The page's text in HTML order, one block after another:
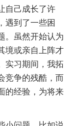
己成长了许
遇到了一些困
。虽然开始认为
境或亲自上阵才
实习期间，我拓
竞争的残酷，而
的经验，为将来